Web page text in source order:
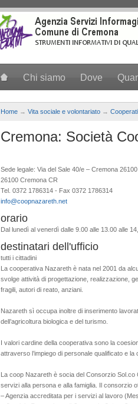
Chi siamo Dove
Home → Vita sociale e volontariato →
Cremona: Società
Sede legale: Via del Sale 40/e – Cremona
26100 Cremona CR
Tel. 0372 1786314 - Fax 0372 1786314
info@coopnazareth.net
orario
Dal lunedì al venerdì dalle 9.00 alle 13.00 alle
destinatari dell'ufficio
tutti i cittadini
La cooperativa Nazareth è nata nel 2001 da
svolge attività di progettazione, realizzazione,
fragili, autori di reato, anziani.
Nazareth sì occupa inoltre di inserimento
dell’agricoltura biologica e del turismo.
I valori cardine della cooperativa sono la
attraverso l’impiego di personale qualificato e
La coop Nazareth è socia del Consorzio
servizi alla persona e alla famiglia. Il consorzio
– Agenzia accreditata per i servizi al lavoro